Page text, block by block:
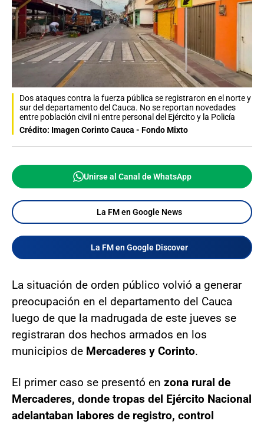
Dos ataques contra la fuerza pública se registraron en el norte y
sur del departamento del Cauca. No se reportan novedades
entre población civil ni entre personal del Ejército y la Policía
Crédito: Imagen Corinto Cauca - Fondo Mixto
Unirse al Canal de WhatsApp
La FM en Google News
La FM en Google Discover
La situación de orden público volvió a generar
preocupación en el departamento del Cauca
luego de que la madrugada de este jueves se
registraran dos hechos armados en los
municipios de Mercaderes y Corinto.
El primer caso se presentó en zona rural de
Mercaderes, donde tropas del Ejército Nacional
adelantaban labores de registro, control